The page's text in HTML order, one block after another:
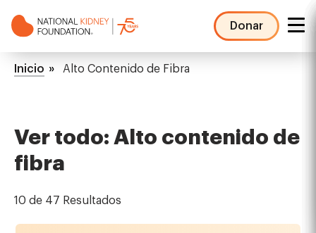
Donar
NKF
Mega
Ruta
Inicio Alto Contenido de Fibra
Ver todo: Alto contenido de
fibra
10 de 47 Resultados